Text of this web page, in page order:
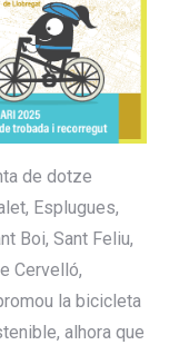
de dotze
Esplugues,
Boi, Sant Feliu,
Cervelló,
la bicicleta
alhora que